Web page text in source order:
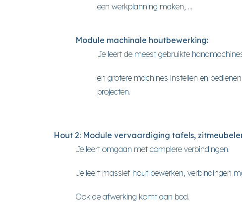
een werkplanning maken, ...
Module machinale houtbewerking:
Je leert de meest gebruikte
en grotere machines instellen en
projecten.
Hout 2: Module vervaardiging tafels,
Je leert omgaan met complere verbindingen.
Je leert massief hout bewerken, verbindingen
Ook de afwerking komt aan bod.